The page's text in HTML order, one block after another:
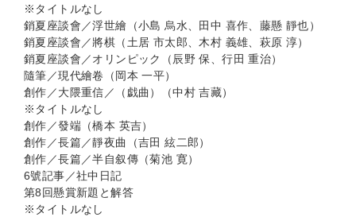
※タイトルなし
銷夏座談會／浮世繪（小島 烏水、田中 喜作、藤懸 靜也）
銷夏座談會／將棋（土居 市太郎、木村 義雄、萩原 淳）
銷夏座談會／オリンピック（辰野 保、行田 重治）
隨筆／現代繪卷（岡本 一平）
創作／大隈重信／（戯曲）（中村 吉藏）
※タイトルなし
創作／發端（橋本 英吉）
創作／長篇／靜夜曲（吉田 絃二郎）
創作／長篇／半自叙傳（菊池 寛）
6號記事／社中日記
第8回懸賞新題と解答
※タイトルなし